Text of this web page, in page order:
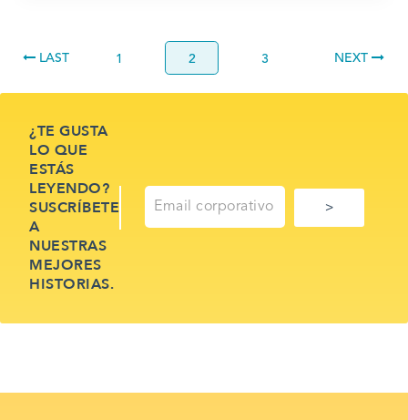
LAST 1 2 3 NEXT
¿TE GUSTA
LO QUE
ESTÁS
LEYENDO?
SUSCRÍBETE
A
NUESTRAS
MEJORES
HISTORIAS.